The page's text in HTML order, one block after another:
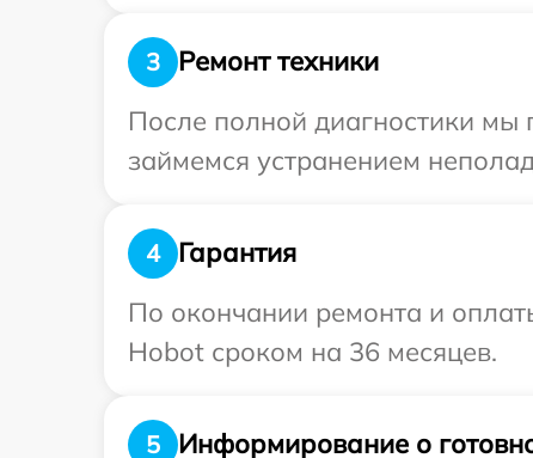
3
Ремонт техники
После полной диагностики мы
займемся устранением
4
Гарантия
По окончании ремонта и
Hobot сроком на 36 месяцев.
5
Информирование о